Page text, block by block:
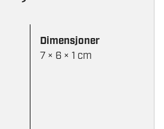
Dimensjoner
7 × 6 × 1 cm